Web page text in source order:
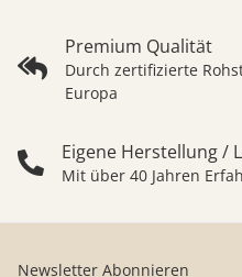
Premium Qualität
Durch zertifizierte
Europa
Eigene Herstellung /
Mit über 40 Jahren
Newsletter Abonnieren